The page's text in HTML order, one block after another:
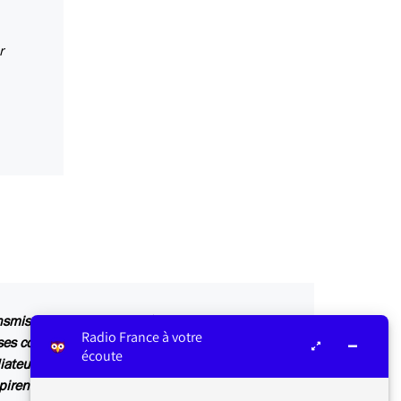
au service concerné par vos questions ou
contributions sont relayées sur les antennes
ou dans Les infos du médiateur, lettre
également des articles explicatifs à
Radio France à votre
écoute